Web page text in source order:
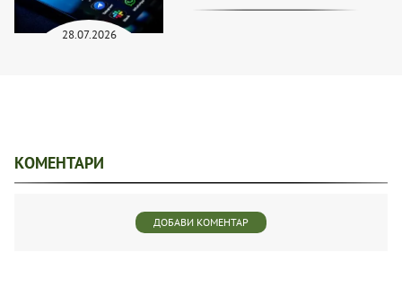
28.07.2026
КОМЕНТАРИ
ДОБАВИ КОМЕНТАР